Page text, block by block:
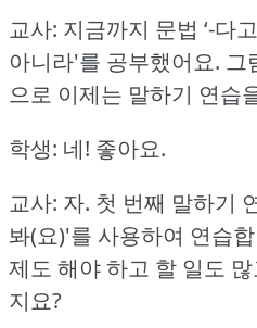
교사: 지금까지 문법 ‘-다
아니라'를 공부했어요. 그
으로 이제는 말하기 연습
학생: 네! 좋아요.
교사: 자. 첫 번째 말하기
봐(요)'를 사용하여 연습
제도 해야 하고 할 일도
지요?